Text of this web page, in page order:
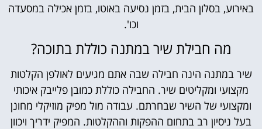
באירוע, בסלון הבית, בזמן נסיעה באוטו, בזמן אכילה במסעדה
וכו'.
מה חבילת שיר במתנה כוללת בתוכה?
שיר במתנה הינה חבילה שבה אתם מגיעים לאולפן הקלטות
מקצועי ומקליטים שיר. החבילה כוללת כמובן פלייבק איכותי
ומקצועי של השיר שבחרתם. עבודה מול מפיק מוזיקלי מחונן
בעל ניסיון רב בתחום ההפקות וההקלטות. המפיק ידריך ויכוון